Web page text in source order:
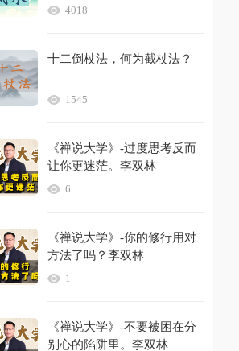
4018
十二倒杖法，何为截杖法？
1545
《禅说大学》-过度思考反而
让你更迷茫。李双林
6
《禅说大学》-你的修行用对
方法了吗？李双林
1
《禅说大学》-不要被困在分
别心的陷阱里。李双林